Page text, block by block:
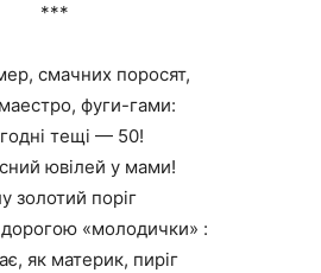
***
смачних поросят,
фуги-гами:
тещі — 50!
ювілей у мами!
золотий поріг
«молодички» :
як материк, пиріг